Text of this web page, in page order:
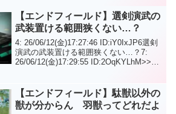
【エンドフィールド】選剣演武の
武装置ける範囲狭くない…？
4: 26/06/12(金)17:27:46 ID:iY0IxJP6選剣
演武の武装置ける範囲狭くない…？7:
26/06/12(金)17:29:55 ID:2OqKYLhM>>4
【エンドフィールド】駄獣以外の
獣が分からん 羽獣ってどれだよ